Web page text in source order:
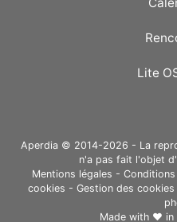
Lite
Aperdia © 2014-2026 - La
n'a pas fait l'objet
Mentions légales -
cookies - Gestion des cookies
Made with ❤ in